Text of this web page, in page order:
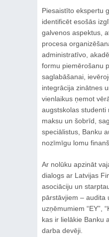
Piesaistīto ekspertu
identificēt esošās
galvenos aspektus,
procesa
administratīvo,
formu piemērošanu
saglabāšanai,
integrācija zinātnes
vienlaikus ņemot
augstskolas studenti
maksu un šobrīd,
speciālistus, Banku
nozīmīgu lomu
Ar nolūku apzināt
dialogs ar Latvijas
asociāciju un
pārstāvjiem – audita
uzņēmumiem “EY”,
kas ir lielākie Banku
darba devēji.